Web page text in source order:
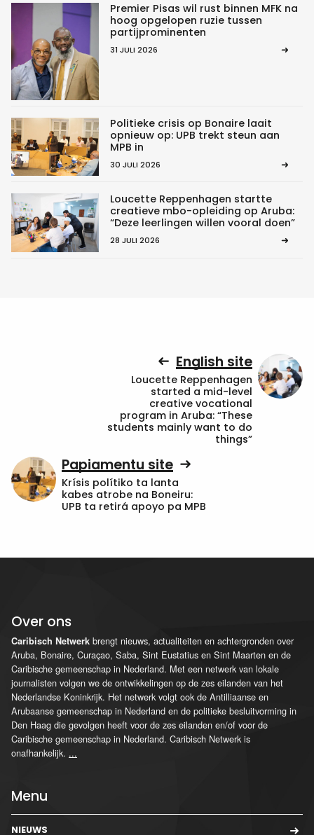
Premier Pisas wil rust binnen MFK na
hoog opgelopen ruzie tussen
partijprominenten
31 JULI 2026
Politieke crisis op Bonaire laait
opnieuw op: UPB trekt steun aan
MPB in
30 JULI 2026
Loucette Reppenhagen startte
creatieve mbo-opleiding op Aruba:
“Deze leerlingen willen vooral doen”
28 JULI 2026
English site
Loucette Reppenhagen
started a mid-level
creative vocational
program in Aruba: “These
students mainly want to do
things”
Papiamentu site
Krísis polítiko ta lanta
kabes atrobe na Boneiru:
UPB ta retirá apoyo pa MPB
Over ons
Caribisch Netwerk brengt nieuws, actualiteiten en achtergronden over
Aruba, Bonaire, Curaçao, Saba, Sint Eustatius en Sint Maarten en de
Caribische gemeenschap in Nederland. Met een netwerk van lokale
journalisten volgen we de ontwikkelingen op de zes eilanden van het
Nederlandse Koninkrijk. Het netwerk volgt ook de Antilliaanse en
Arubaanse gemeenschap in Nederland en de politieke besluitvorming in
Den Haag die gevolgen heeft voor de zes eilanden en/of voor de
Caribische gemeenschap in Nederland. Caribisch Netwerk is
onafhankelijk. ...
Menu
NIEUWS